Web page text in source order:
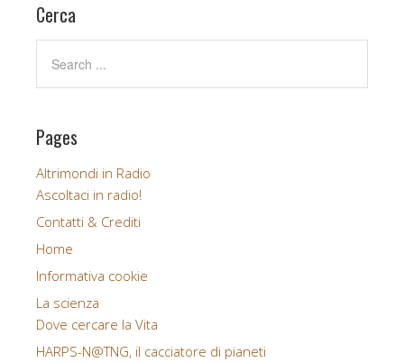
k
Cerca
Pages
Altrimondi in Radio
Ascoltaci in radio!
Contatti & Crediti
Home
Informativa cookie
La scienza
Dove cercare la Vita
HARPS-N@TNG, il cacciatore di pianeti